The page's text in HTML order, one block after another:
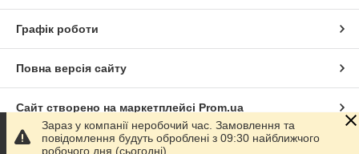
Графік роботи
Повна версія сайту
Сайт створено на маркетплейсі Prom.ua
Політика конфіденційності
Зараз у компанії неробочий час. Замовлення та
повідомлення будуть оброблені з 09:30 найближчого
робочого дня (сьогодні).